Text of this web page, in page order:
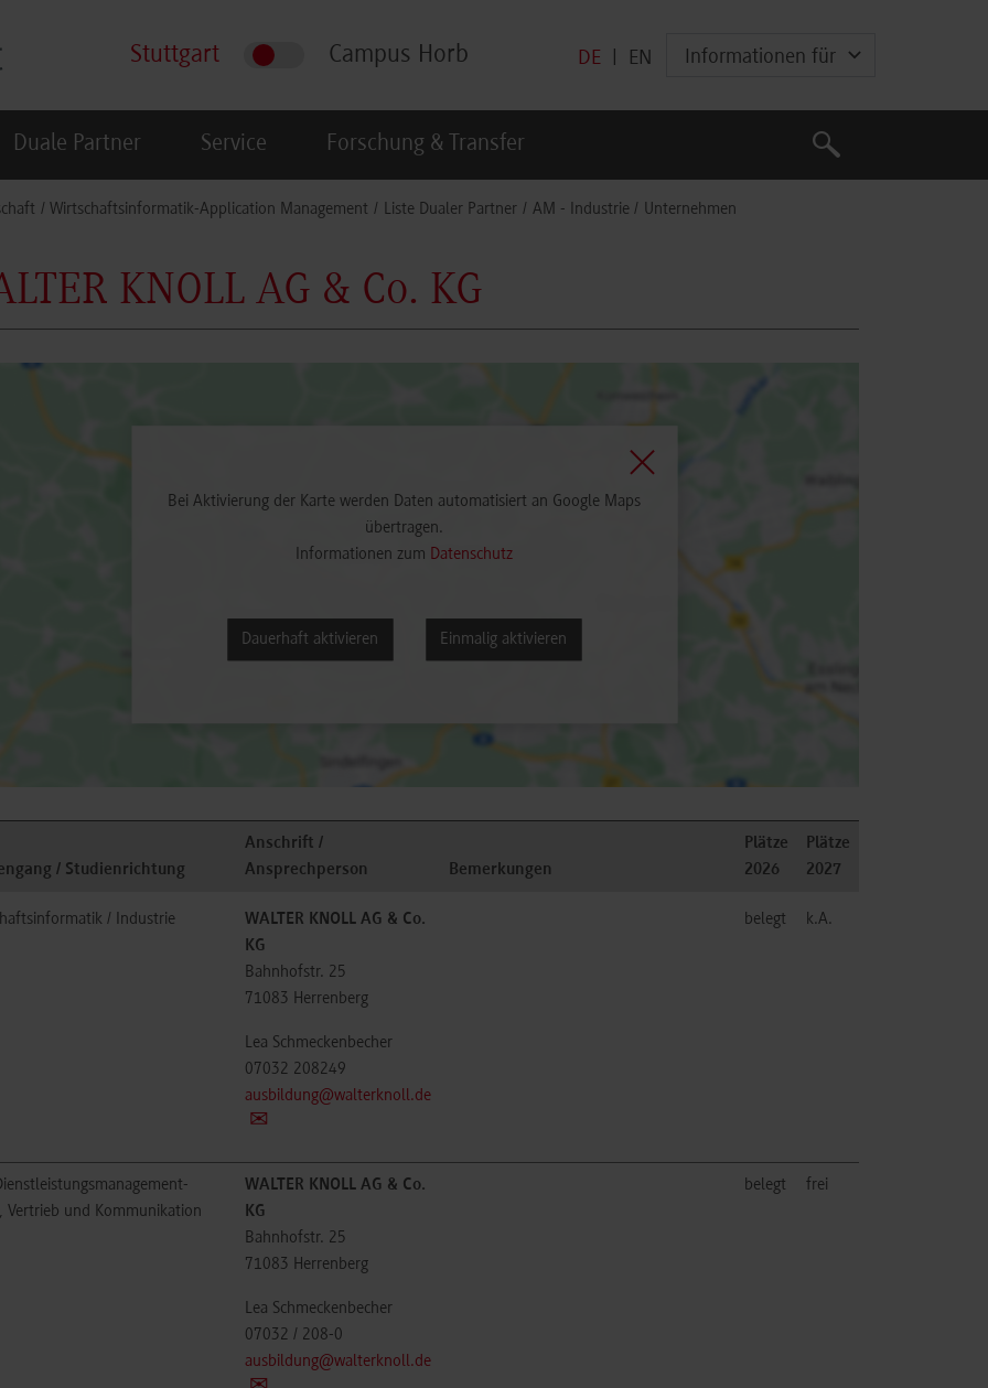
Stuttgart Campus Horb DE EN Informationen für
Duale Partner Service Forschung & Transfer
Suche
Suche
Wirtschaftsinformatik-Application Management Liste Dualer Partner AM - Industrie Unternehmen
KNOLL AG & Co. KG
Bei Aktivierung der Karte werden Daten automatisiert an Google Maps
übertragen.
Informationen zum Datenschutz
Dauerhaft aktivieren Einmalig aktivieren
/ Studienrichtung
Anschrift /
Ansprechperson
Bemerkungen
Plätze
2026
Plätze
2027
/ Industrie
WALTER KNOLL AG & Co.
KG
Bahnhofstr. 25
71083 Herrenberg
Lea Schmeckenbecher
07032 208249
ausbildung@walterknoll.de
belegt k.A.
Vertrieb und Kommunikation
WALTER KNOLL AG & Co.
KG
Bahnhofstr. 25
71083 Herrenberg
Lea Schmeckenbecher
07032 / 208-0
ausbildung@walterknoll.de
belegt frei